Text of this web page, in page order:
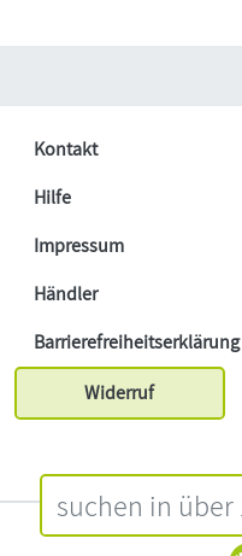
Kontakt
Hilfe
Impressum
Händler
Barrierefreiheitserklärung
Widerruf